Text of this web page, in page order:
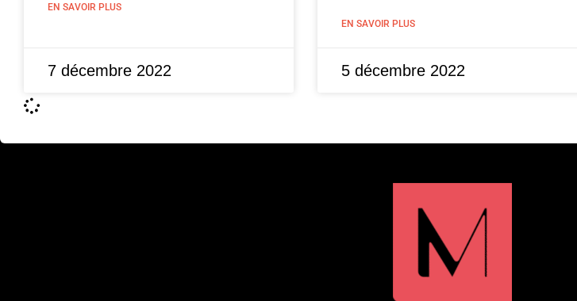
EN SAVOIR PLUS
7 décembre 2022
EN SAVOIR PLUS
5 décembre 2022